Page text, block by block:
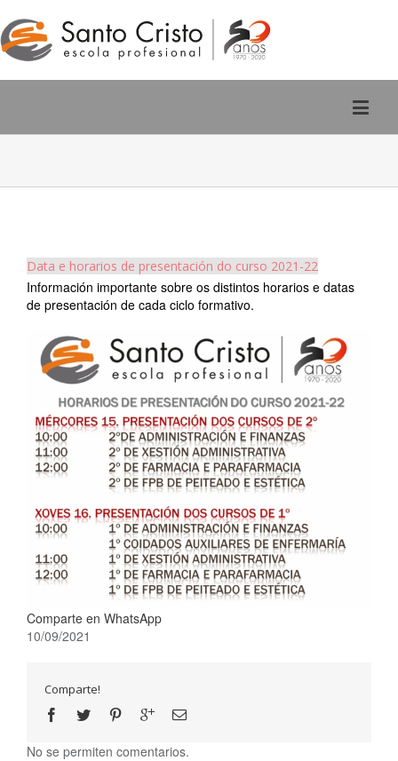
988 220 588
Data e horarios de presentación do curso 2021-22
Información importante sobre os distintos horarios e datas
de presentación de cada ciclo formativo.
Comparte en WhatsApp
10/09/2021
Comparte!
No se permiten comentarios.